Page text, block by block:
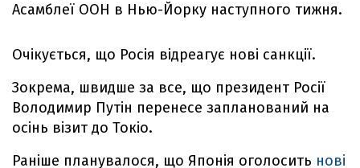
Асамблеї ООН в Нью-Йорку наступного тижня.
Очікується, що Росія відреагує нові санкції.
Зокрема, швидше за все, що президент Росії
Володимир Путін перенесе запланований на
осінь візит до Токіо.
Раніше планувалося, що Японія оголосить нові